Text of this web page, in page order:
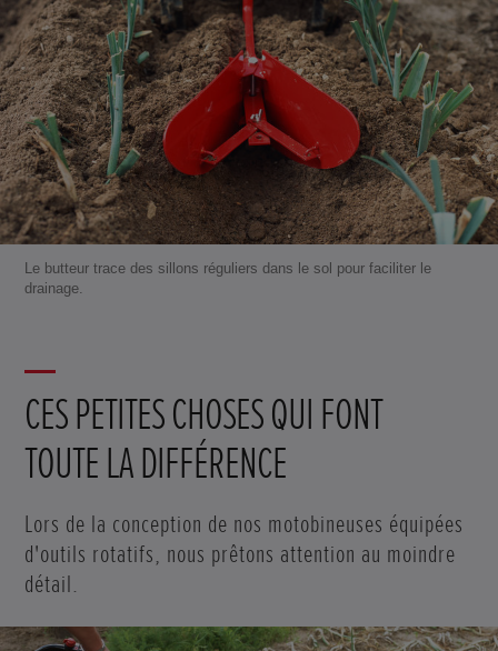
Le butteur trace des sillons réguliers dans le sol pour faciliter le
drainage.
CES PETITES CHOSES QUI FONT
TOUTE LA DIFFÉRENCE
Lors de la conception de nos motobineuses équipées
d'outils rotatifs, nous prêtons attention au moindre
détail.